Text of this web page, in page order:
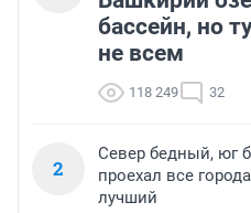
бассейн, но
не всем
118 249 32
2
Север бедный, юг
проехал все
лучший